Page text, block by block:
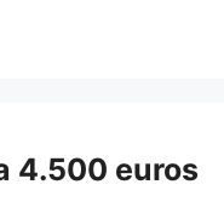
4.500 euros